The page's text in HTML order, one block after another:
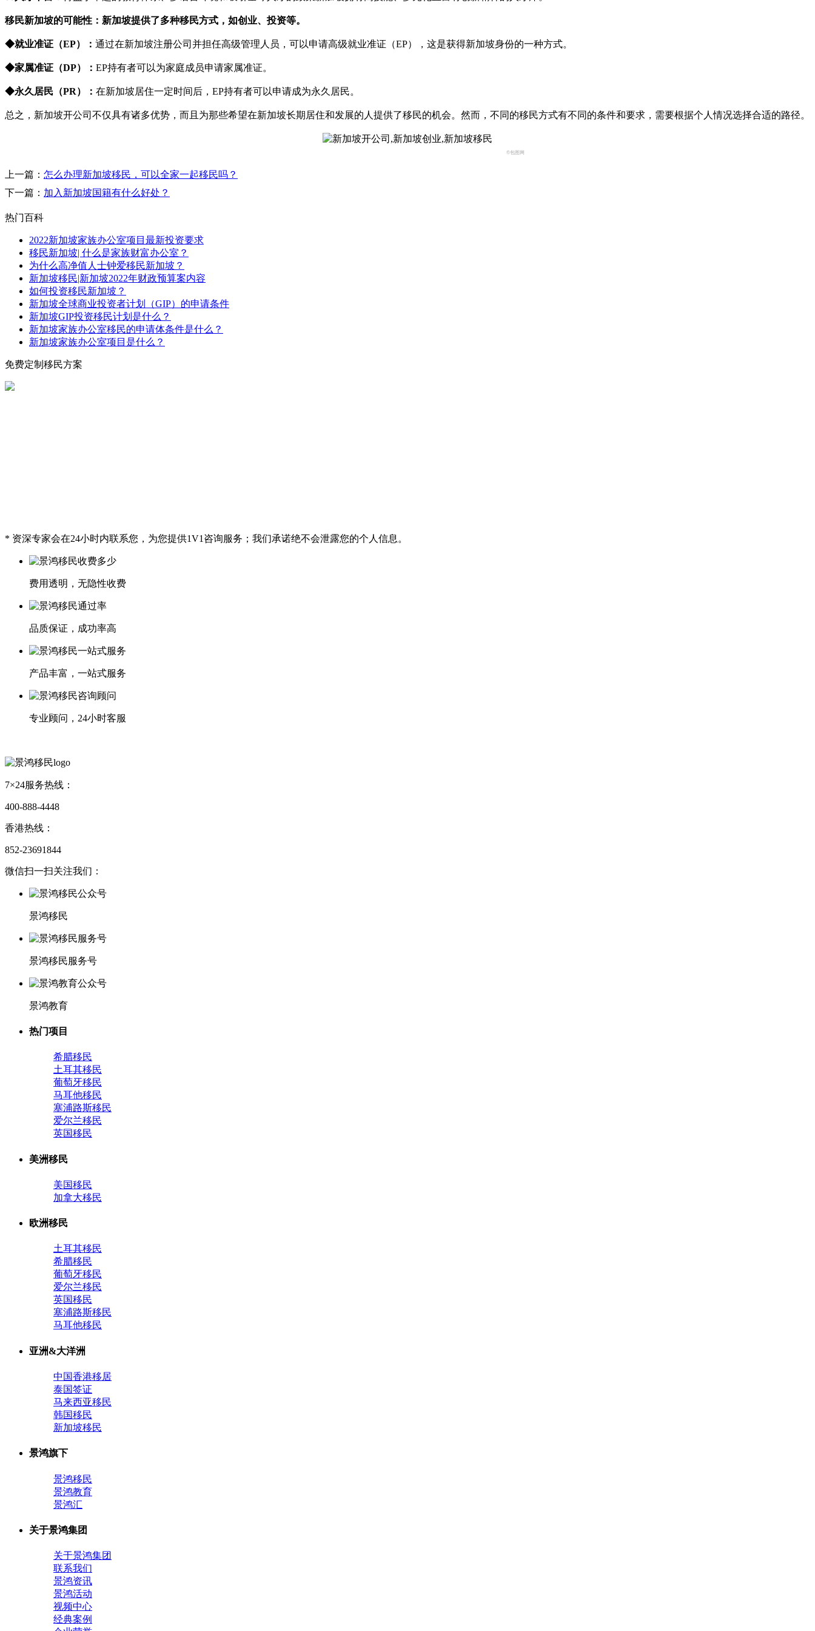
移民新加坡的可能性：新加坡提供了多种移民方式，如创业、投资等。
◆就业准证（EP）： 通过在新加坡注册公司并担任高级管理人员，可以申请高级就业准证（EP），这是获得新加坡身份的一种方式。
◆家属准证（DP）： EP持有者可以为家庭成员申请家属准证。
◆永久居民（PR）： 在新加坡居住一定时间后，EP持有者可以申请成为永久居民。
总之，新加坡开公司不仅具有诸多优势，而且为那些希望在新加坡长期居住和发展的人提供了移民的机会。然而，不同的移民方式有不同的条件和要求，需要根据个人情况选择合适的路径。
©包图网
上一篇： 怎么办理新加坡移民，可以全家一起移民吗？
下一篇： 加入新加坡国籍有什么好处？
热门百科
2022新加坡家族办公室项目最新投资要求
移民新加坡| 什么是家族财富办公室？
为什么高净值人士钟爱移民新加坡？
新加坡移民|新加坡2022年财政预算案内容
如何投资移民新加坡？
新加坡全球商业投资者计划（GIP）的申请条件
新加坡GIP投资移民计划是什么？
新加坡家族办公室移民的申请体条件是什么？
新加坡家族办公室项目是什么？
免费定制移民方案
* 资深专家会在24小时内联系您，为您提供1V1咨询服务；我们承诺绝不会泄露您的个人信息。
费用透明，无隐性收费
品质保证，成功率高
产品丰富，一站式服务
专业顾问，24小时客服
7×24服务热线：
400-888-4448
香港热线：
852-23691844
微信扫一扫关注我们：
景鸿移民
景鸿移民服务号
景鸿教育
热门项目
希腊移民
土耳其移民
葡萄牙移民
马耳他移民
塞浦路斯移民
爱尔兰移民
英国移民
美洲移民
美国移民
加拿大移民
欧洲移民
土耳其移民
希腊移民
葡萄牙移民
爱尔兰移民
英国移民
塞浦路斯移民
马耳他移民
亚洲&大洋洲
中国香港移居
泰国签证
马来西亚移民
韩国移民
新加坡移民
景鸿旗下
景鸿移民
景鸿教育
景鸿汇
关于景鸿集团
关于景鸿集团
联系我们
景鸿资讯
景鸿活动
视频中心
经典案例